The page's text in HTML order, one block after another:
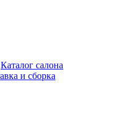
Каталог салона